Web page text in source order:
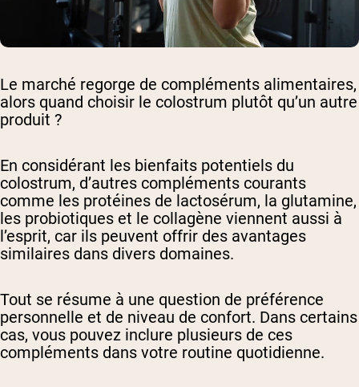
Le marché regorge de compléments alimentaires,
alors quand choisir le colostrum plutôt qu’un autre
produit ?
En considérant les bienfaits potentiels du
colostrum, d’autres compléments courants
comme les protéines de lactosérum, la glutamine,
les probiotiques et le collagène viennent aussi à
l’esprit, car ils peuvent offrir des avantages
similaires dans divers domaines.
Tout se résume à une question de préférence
personnelle et de niveau de confort. Dans certains
cas, vous pouvez inclure plusieurs de ces
compléments dans votre routine quotidienne.